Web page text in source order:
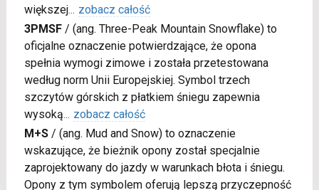
większej... zobacz całość
3PMSF/ (ang. Three-Peak Mountain Snowflake) to
oficjalne oznaczenie potwierdzające, że opona
spełnia wymogi zimowe i została przetestowana
według norm Unii Europejskiej. Symbol trzech
szczytów górskich z płatkiem śniegu zapewnia
wysoką... zobacz całość
M+S/ (ang. Mud and Snow) to oznaczenie
wskazujące, że bieżnik opony został specjalnie
zaprojektowany do jazdy w warunkach błota i śniegu.
Opony z tym symbolem oferują lepszą przyczepność